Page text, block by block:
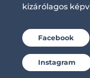
kizárólagos
Facebook
Instagram